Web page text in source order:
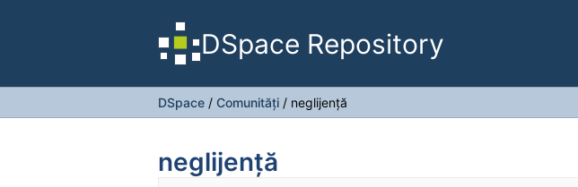
DSpace Repository
DSpace / Comunități / neglijență
neglijență